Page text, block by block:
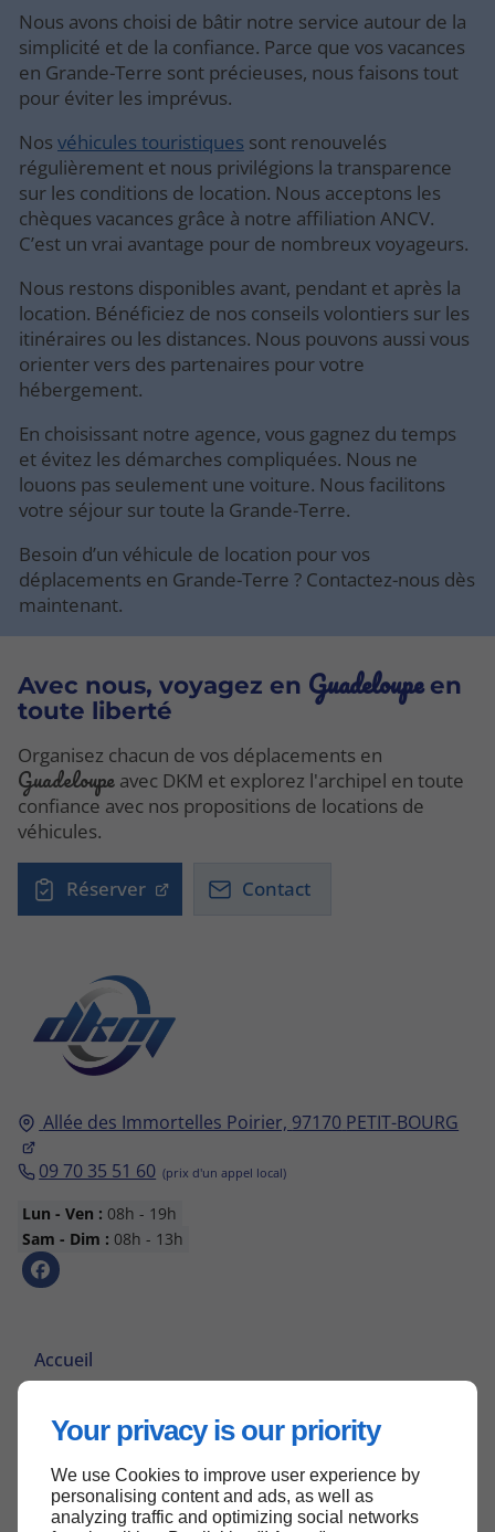
Your privacy is our priority
We use Cookies to improve user experience by
personalising content and ads, as well as
analyzing traffic and optimizing social networks
Nous avons choisi de bâtir notre service autour de la
simplicité et de la confiance. Parce que vos vacances
en Grande-Terre sont précieuses, nous faisons tout
pour éviter les imprévus.
Nos véhicules touristiques sont renouvelés
régulièrement et nous privilégions la transparence
sur les conditions de location. Nous acceptons les
chèques vacances grâce à notre affiliation ANCV.
C’est un vrai avantage pour de nombreux voyageurs.
Nous restons disponibles avant, pendant et après la
location. Bénéficiez de nos conseils volontiers sur les
itinéraires ou les distances. Nous pouvons aussi vous
orienter vers des partenaires pour votre
hébergement.
En choisissant notre agence, vous gagnez du temps
et évitez les démarches compliquées. Nous ne
louons pas seulement une voiture. Nous facilitons
votre séjour sur toute la Grande-Terre.
Besoin d’un véhicule de location pour vos
déplacements en Grande-Terre ? Contactez-nous dès
maintenant.
Allée des Immortelles Poirier, 97170 PETIT-BOURG
09 70 35 51 60
Lun - Ven : 08h - 19h
Sam - Dim : 08h - 13h
Accueil
Mentions légales
Plan du site
Avec nous, voyagez en Guadeloupeen
toute liberté
Organisez chacun de vos déplacements en
Guadeloupe avec DKM et explorez l'archipel en toute
confiance avec nos propositions de locations de
véhicules.
Réserver Contact